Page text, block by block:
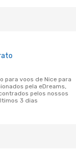
pela eDreams,
pelos nossos
3 dias